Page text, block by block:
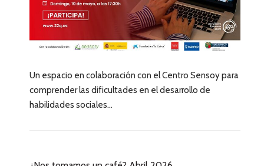
Un espacio en colaboración con el Centro Sensoy para
comprender las dificultades en el desarrollo de
habilidades sociales...